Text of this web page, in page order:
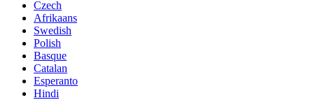
Czech
Afrikaans
Swedish
Polish
Basque
Catalan
Esperanto
Hindi